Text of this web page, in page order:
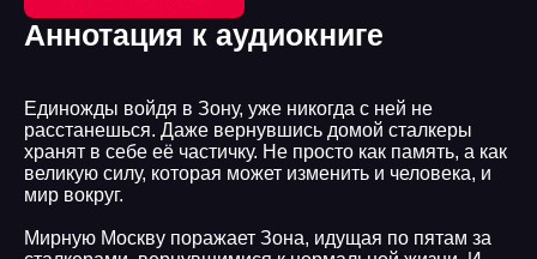
Аннотация к аудиокниге
Единожды войдя в Зону, уже никогда с ней не
расстанешься. Даже вернувшись домой сталкеры
хранят в себе её частичку. Не просто как память, а как
великую силу, которая может изменить и человека, и
мир вокруг.
Мирную Москву поражает Зона, идущая по пятам за